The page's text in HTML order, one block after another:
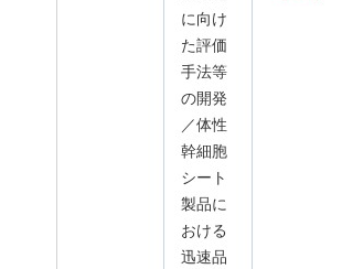
に向け
た評価
手法等
の開発
／体性
幹細胞
シート
製品に
おける
迅速品